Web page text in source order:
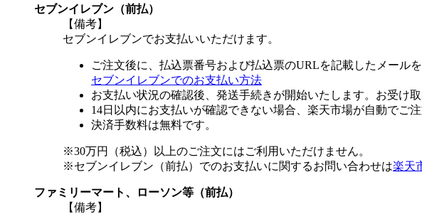
セブンイレブン（前払）
【備考】
セブンイレブンでお支払いいただけます。
ご注文後に、払込票番号および払込票のURLを記載したメール
セブンイレブンでのお支払い方法
お支払い状況の確認後、発送手続きが開始いたします。お受け
14日以内にお支払いが確認できない場合、楽天市場が自動でご
決済手数料は無料です。
※30万円（税込）以上のご注文にはご利用いただけません。
※セブンイレブン（前払）でのお支払いに関するお問い合わせは楽天
ファミリーマート、ローソン等（前払）
【備考】